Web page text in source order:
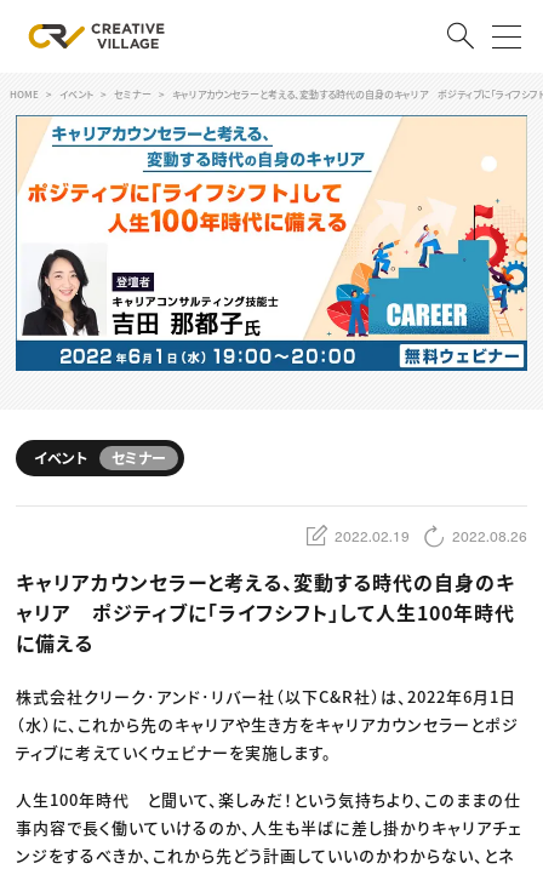
ログイン 会員登録
クリエイター求人を探す
CREATIVE JOB求人検索
特集求人
採用説明会
スキルアップしたい！
デザイン
編集・ライティング
マーケティング
ディレクション
業界解説・キャリア事情
お役立ち基礎知識
TOP Creator’s コラム
Webクリエイター
アプリクリエイター
ゲームクリエイター
映像クリエイター
マーケッター
C＆R Magazine
セミナー
ニュース・トレンド
Web
映像
ゲーム・エンタメ
広告
CREATIVE VILLAGEからのお知らせ
プロフェッショナル×つながる×メディア
HOME イベント セミナー キャリアカウンセラーと考える、変動する時代の自身のキャリア ポジティブに「ライフシ
イベント セミナー
2022.02.19 2022.08.26
キャリアカウンセラーと考える、変動する時代の自身のキ
ャリア ポジティブに「ライフシフト」して人生100年時代
に備える
株式会社クリーク･アンド･リバー社（以下C&R社）は、2022年6月1日
（水）に、これから先のキャリアや生き方をキャリアカウンセラーとポジ
ティブに考えていくウェビナーを実施します。
人生100年時代 と聞いて、楽しみだ！という気持ちより、このままの仕
事内容で長く働いていけるのか、人生も半ばに差し掛かりキャリアチェ
ンジをするべきか、これから先どう計画していいのかわからない、とネ